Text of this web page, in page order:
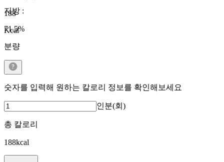
188
Kcal
지방 :
71.5%
분량
숫자를 입력해 원하는 칼로리 정보를 확인해보세요
인분(회)
총 칼로리
188kcal